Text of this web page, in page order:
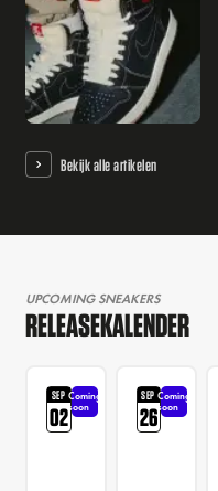
Bekijk alle artikelen
UPCOMING SNEAKERS
RELEASEKALENDER
SEP
02
Coming
soon
SEP
26
Coming
soon